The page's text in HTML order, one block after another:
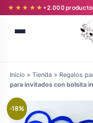
★★★★★+2.000
Inicio » Tienda » Regalos
para invitados con bolsita
-18%